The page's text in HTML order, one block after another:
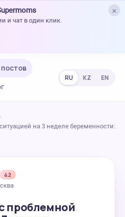
×
и чат в один клик.
RU KZ EN
›
на 3 неделе беременности:
42
проблемной